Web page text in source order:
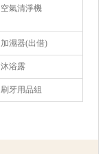
空氣清淨機
加濕器(出借)
沐浴露
刷牙用品組